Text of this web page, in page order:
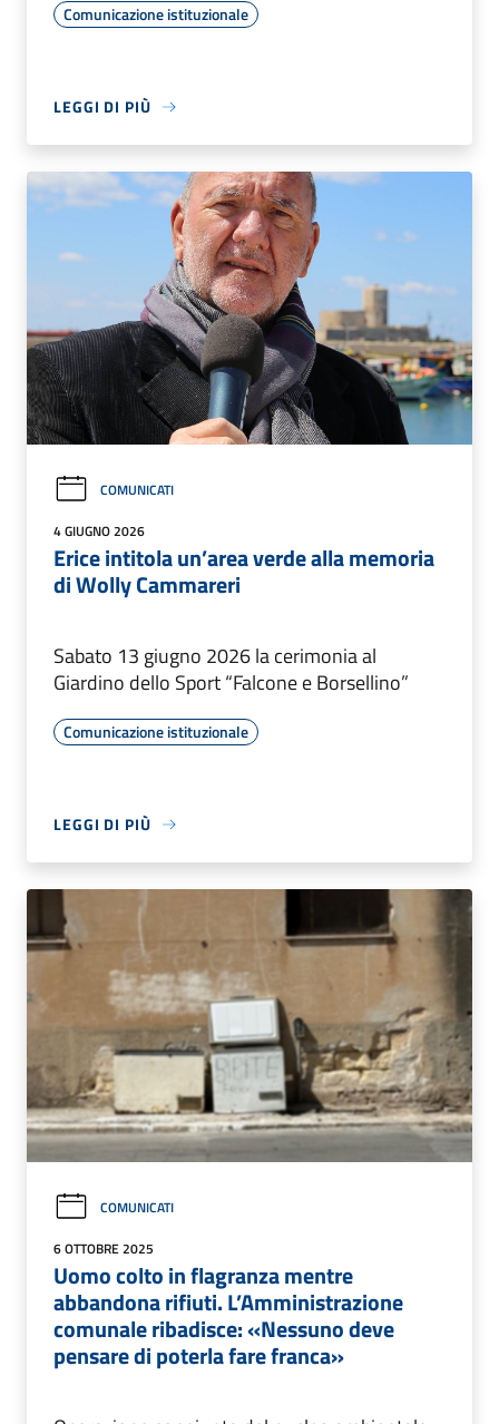
Comunicazione istituzionale
LEGGI DI PIÙ
COMUNICATI
4 GIUGNO 2026
Erice intitola un’area verde alla memoria
di Wolly Cammareri
Sabato 13 giugno 2026 la cerimonia al
Giardino dello Sport “Falcone e Borsellino”
Comunicazione istituzionale
LEGGI DI PIÙ
COMUNICATI
6 OTTOBRE 2025
Uomo colto in flagranza mentre
abbandona rifiuti. L’Amministrazione
comunale ribadisce: «Nessuno deve
pensare di poterla fare franca»